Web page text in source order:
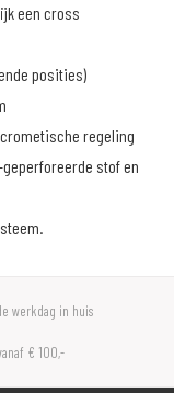
een cross
posities)
regeling
stof en
werkdag in huis
€ 100,-